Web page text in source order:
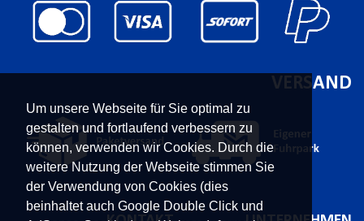
Um unsere Webseite für Sie optimal zu
gestalten und fortlaufend verbessern zu
können, verwenden wir Cookies. Durch die
weitere Nutzung der Webseite stimmen Sie
der Verwendung von Cookies (dies
beinhaltet auch Google Double Click und
VERSAND